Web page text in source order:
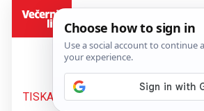
TISKANO IZDANJE ZA 3. I 4. LIPNJA